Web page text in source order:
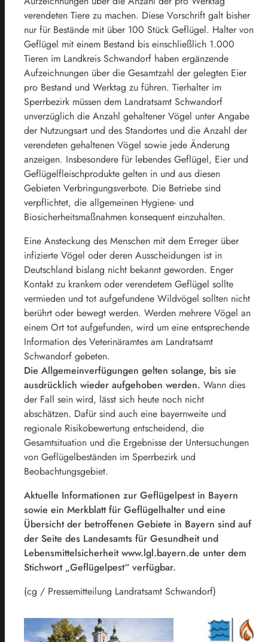
verendeten Tiere zu machen. Diese Vorschrift galt bisher
nur für Bestände mit über 100 Stück Geflügel. Halter von
Geflügel mit einem Bestand bis einschließlich 1.000
Tieren im Landkreis Schwandorf haben ergänzende
Aufzeichnungen über die Gesamtzahl der gelegten Eier
pro Bestand und Werktag zu führen. Tierhalter im
Sperrbezirk müssen dem Landratsamt Schwandorf
unverzüglich die Anzahl gehaltener Vögel unter Angabe
der Nutzungsart und des Standortes und die Anzahl der
verendeten gehaltenen Vögel sowie jede Änderung
anzeigen. Insbesondere für lebendes Geflügel, Eier und
Geflügelfleischprodukte gelten in und aus diesen
Gebieten Verbringungsverbote. Die Betriebe sind
verpflichtet, die allgemeinen Hygiene- und
Biosicherheitsmaßnahmen konsequent einzuhalten.
Eine Ansteckung des Menschen mit dem Erreger über
infizierte Vögel oder deren Ausscheidungen ist in
Deutschland bislang nicht bekannt geworden. Enger
Kontakt zu krankem oder verendetem Geflügel sollte
vermieden und tot aufgefundene Wildvögel sollten nicht
berührt oder bewegt werden. Werden mehrere Vögel an
einem Ort tot aufgefunden, wird um eine entsprechende
Information des Veterinäramtes am Landratsamt
Schwandorf gebeten.
Die Allgemeinverfügungen gelten solange, bis sie
ausdrücklich wieder aufgehoben werden. Wann dies
der Fall sein wird, lässt sich heute noch nicht
abschätzen. Dafür sind auch eine bayernweite und
regionale Risikobewertung entscheidend, die
Gesamtsituation und die Ergebnisse der Untersuchungen
von Geflügelbeständen im Sperrbezirk und
Beobachtungsgebiet.
Aktuelle Informationen zur Geflügelpest in Bayern
sowie ein Merkblatt für Geflügelhalter und eine
Übersicht der betroffenen Gebiete in Bayern sind auf
der Seite des Landesamts für Gesundheit und
Lebensmittelsicherheit www.lgl.bayern.de unter dem
Stichwort „Geflügelpest“ verfügbar.
(cg / Pressemitteilung Landratsamt Schwandorf)